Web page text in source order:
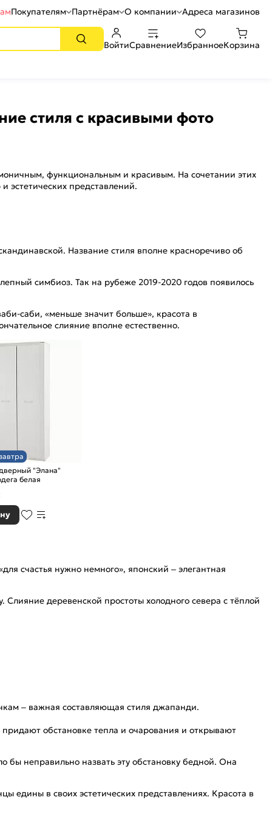
Покупателям Партнёрам О компании Адреса магазинов
ВойтиСравнениеИзбранноеКорзина
стиля с красивыми фото
функциональным и красивым. На сочетании этих
эстетических представлений.
Название стиля вполне красноречиво об
симбиоз. Так на рубеже 2019-2020 годов появилось
саби, «меньше значит больше», красота в
слияние вполне естественно.
"Элана"
белая
счастья нужно немного», японский – элегантная
деревенской простоты холодного севера с тёплой
– важная составляющая стиля джапанди.
обстановке тепла и очарования и открывают
неправильно назвать эту обстановку бедной. Она
едины в своих эстетических представлениях. Красота в